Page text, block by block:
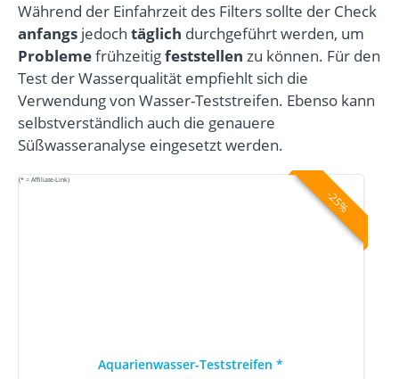
Während der Einfahrzeit des Filters sollte der Check
anfangs jedoch täglich durchgeführt werden, um
Problemefrühzeitigfeststellen zu können. Für den
Test der Wasserqualität empfiehlt sich die
Verwendung von Wasser-Teststreifen. Ebenso kann
selbstverständlich auch die genauere
Süßwasseranalyse eingesetzt werden.
(* = Affiliate-Link)
-25%
Aquarienwasser-Teststreifen*